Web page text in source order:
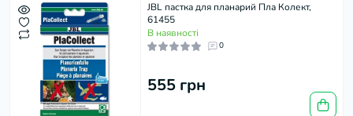
JBL пастка для планарий Пла Колект,
61455
В наявності
0
555 грн